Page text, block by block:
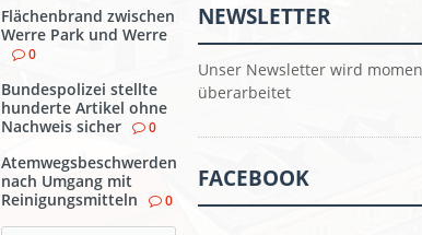
Flächenbrand zwischen
Werre Park und Werre
0
Bundespolizei stellte
hunderte Artikel ohne
Nachweis sicher
0
Atemwegsbeschwerden
nach Umgang mit
Reinigungsmitteln
0
NEWSLETTER
Unser Newsletter wird
überarbeitet
FACEBOOK